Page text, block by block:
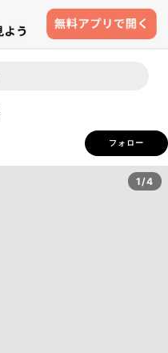
フォロー
1/4